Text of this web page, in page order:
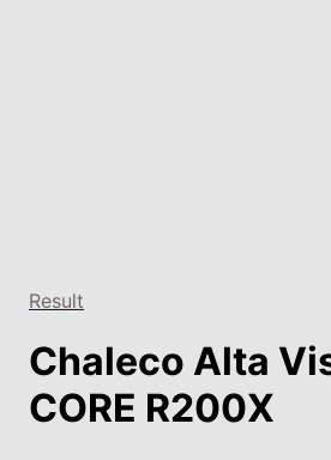
Result
Chaleco Alta
CORE R200X